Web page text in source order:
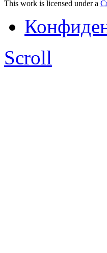
This work is licensed under a
Scroll